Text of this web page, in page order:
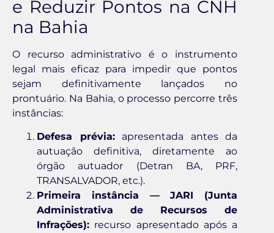
e Reduzir Pontos na CNH
na Bahia
O recurso administrativo é o instrumento
legal mais eficaz para impedir que pontos
sejam definitivamente lançados no
prontuário. Na Bahia, o processo percorre três
instâncias:
Defesa prévia:apresentada antes da
autuação definitiva, diretamente ao
órgão autuador (Detran BA, PRF,
TRANSALVADOR, etc.).
Primeira instância — JARI (Junta
Administrativa de Recursos de
Infrações): recurso apresentado após a